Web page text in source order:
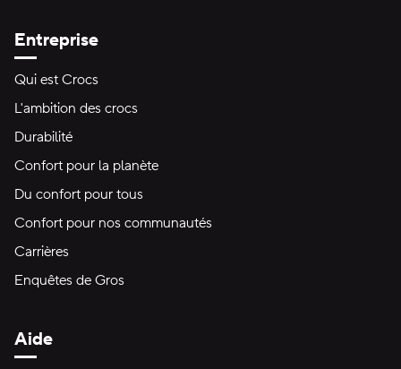
Entreprise
Qui est Crocs
L'ambition des crocs
Durabilité
Confort pour la planète
Du confort pour tous
Confort pour nos communautés
Carrières
Enquêtes de Gros
Aide